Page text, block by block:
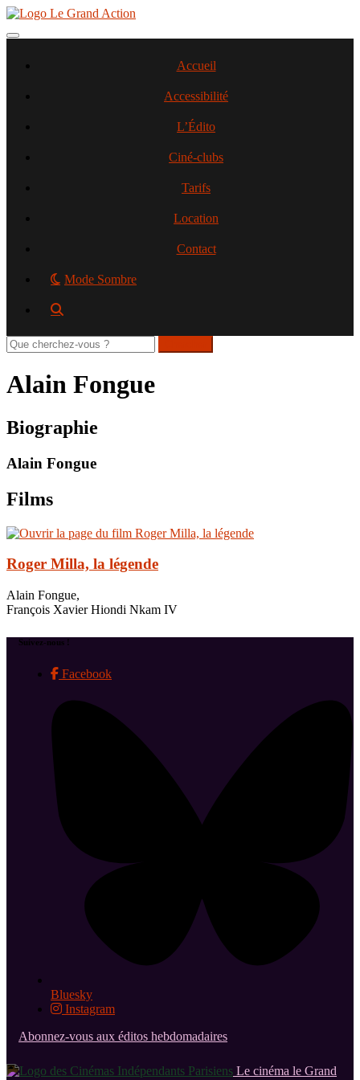
Aller
contenu
Toggle navigation
Accueil
Accessibilité
L’Édito
Ciné-clubs
Tarifs
Location
Contact
Mode Sombre
Rechercher
sur
site
Alain Fongue
Biographie
Alain Fongue
Films
Roger Milla, la légende
Alain Fongue,
François Xavier Hiondi Nkam IV
Suivez-nous !
Facebook
Bluesky
Instagram
Abonnez-vous aux éditos hebdomadaires
Le cinéma le Grand